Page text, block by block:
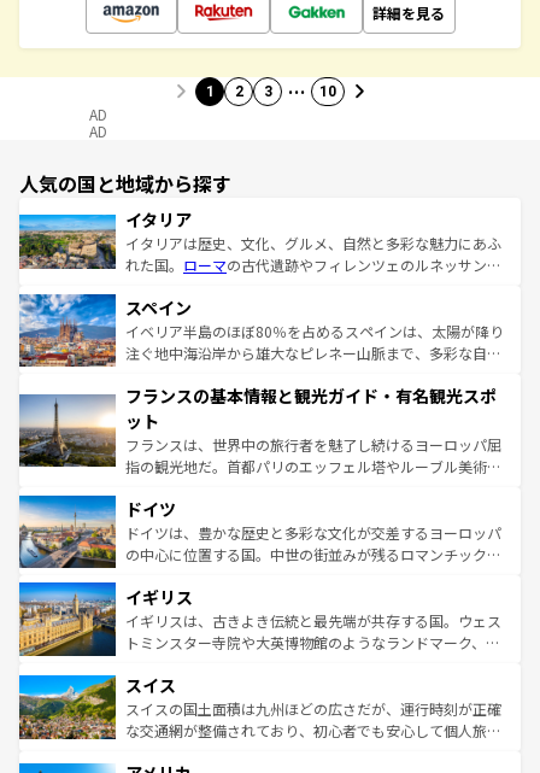
詳細を見る
1 2 3 … 10
AD
AD
人気の国と地域から探す
イタリア
イタリアは歴史、文化、グルメ、自然と多彩な魅力にあふ
れた国。 ローマの古代遺跡やフィレンツェのルネッサンス
ろん、トスカーナの美しい田園風景やアマルフィ海岸の絶
景など、自然景観も見逃せない。観光の合間には、本場の
ピザやパスタなど、絶品のイタリア料理を堪能することも
ませてくれるイタリアで、忘れられない旅をしてみよう！
なお、新着のイタリア情報は
しい。
スペイン
イベリア半島のほぼ80％を占めるスペインは、太陽が降り
注ぐ地中海沿岸から雄大なピレネー山脈まで、多彩な自然
文化が根付くこの国では、情熱的なフラメンコ、熱気あふ
れる闘牛、そして美味しいタパスが生活の一部となってい
る。首都マドリードの洗練された雰囲気や、バルセロナの
アートに溢れた街角から、地方では古代ローマ遺跡や中世
せる。地方によって風土や気候が異なるスペインはその個
性で訪れる人を魅了する。 なお、新着のスペイン情報は コ
ンテンツ一覧を参照してほしい。
フランスの基本情報と観光ガイド・有名観光スポ
ット
フランスは、世界中の旅行者を魅了し続けるヨーロッパ屈
指の観光地だ。首都パリのエッフェル塔やルーブル美術館
で、幅広い魅力が詰まっている。華麗な宮殿、歴史的な大
聖堂、美しいビーチ、そして豊かな自然が、訪れる者を心
から魅了する。また、フランスは美食の国としても知ら
いる。シャンパンの発祥地であるランス、プロヴァンスの
香り高いラベンダー畑など、多彩な楽しみ方が可能だ。さ
らに、パリ以外の地域にも魅力が溢れており、どの街角に
れる地方に足を運ぶとそれぞれで全く異なる文化を体験で
きるだろう。 なお、新着のフランス情報はコンテンツ一覧
を参照してほしい。
ドイツ
ドイツは、豊かな歴史と多彩な文化が交差するヨーロッパ
の中心に位置する国。中世の街並みが残るロマンチック街
顔を持つこの国は、どこを歩いても飽きることがない。ベ
ルリンの文化的活気、バイエルン州のアルプスの絶景、そ
してライン川沿いのワイン畑といった風景は必見。ビール
は、お酒好きな人にはぜひ体験してほしい。 なお、新着の
ドイツ情報はコンテンツ一覧を参照してほしい。
イギリス
イギリスは、古きよき伝統と最先端が共存する国。ウェス
トミンスター寺院や大英博物館のようなランドマーク、歴
リアごとに異なる魅力がある。また、優雅なアフタヌーン
ティー、ビール好きにはたまらない英国パブ、サッカー観
戦など、本場だからこそできる体験も豊富。イギリスを旅
スイス
スイスの国土面積は九州ほどの広さだが、運行時刻が正確
な交通網が整備されており、初心者でも安心して個人旅行